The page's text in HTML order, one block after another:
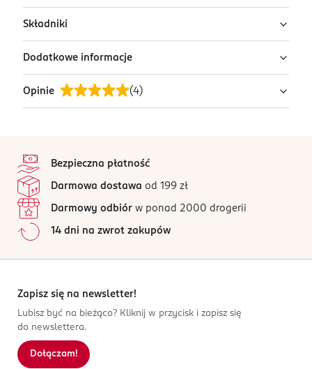
Piłka dmuchana do wody i ogrodu.
Składniki
PVC
Dodatkowe informacje
OSTRZEŻENIA DOTYCZĄCE BEZPIECZEŃSTWA
Używać tylko pod odpowiednim nadzorem. Nie celować
PRODUCENT/PODMIOT ODPOWIEDZIALNY
Dirk Rossmann GmbH
Isernhägener Straße 16
30938
Burgwedel
product@rossmann.info
Kod EAN
6 941607 329214
Opinie (4)
Wszystkie opinie są zweryfikowane zakupem.
4
0%
2
1
0%
Sortowanie wg
Bezpieczna płatność
Darmowa dostawa od 199 zł
Darmowy odbiór w ponad 2000 drogerii
14 dni na zwrot zakupów
Zapisz się na newsletter!
Lubisz być na bieżąco? Kliknij w przycisk i zapisz się
do newslettera.
Dołączam!